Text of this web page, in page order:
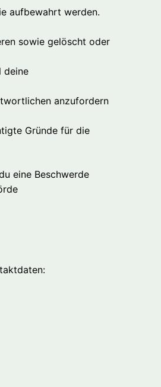
aufbewahrt werden.
sowie gelöscht oder
deine
anzufordern
Gründe für die
eine Beschwerde